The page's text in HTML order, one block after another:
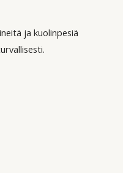
ja kuolinpesiä